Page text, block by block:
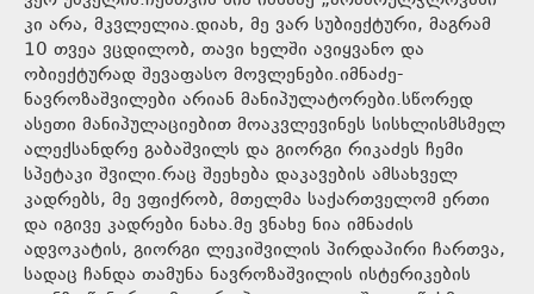
კი არა, მკვლელია.დიახ, მე ვარ სუბიექტური, მაგრამ
10 თვეა ვცდილობ, თავი ხელში ავიყვანო და
ობიექტურად შევაფასო მოვლენები.იმნაძე-
ნავროზაშვილები არიან მანიპულატორები.სწორედ
ასეთი მანიპულაციებით მოაკვლევინეს სისხლისმსმელ
ალექსანდრე გაბაშვილს და გიორგი რიკაძეს ჩემი
სპეტაკი შვილი.რაც შეეხება დაკავების ამსახველ
კადრებს, მე ვფიქრობ, მთელმა საქართველომ ერთი
და იგივე კადრები ნახა.მე ვნახე ნია იმნაძის
ადვოკატის, გიორგი ლეკიშვილის პირდაპირი ჩართვა,
სადაც ჩანდა თამუნა ნავროზაშვილის ისტერიკების